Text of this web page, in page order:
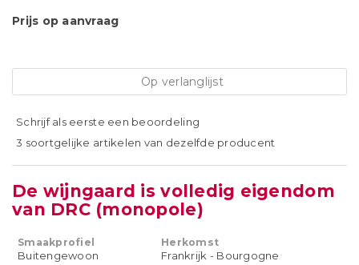
Prijs op aanvraag
Op verlanglijst
Schrijf als eerste een beoordeling
3 soortgelijke artikelen van dezelfde producent
De wijngaard is volledig eigendom
van DRC (monopole)
Smaakprofiel
Buitengewoon
Herkomst
Frankrijk - Bourgogne